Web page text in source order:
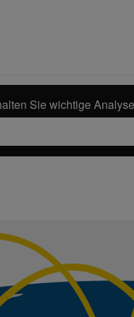
Sie wichtige